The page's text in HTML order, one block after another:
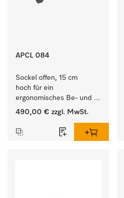
APCL 084
Sockel offen, 15 cm
hoch für ein
ergonomisches Be- und
Entladen von
Trockner.
490,00 € zzgl. MwSt.